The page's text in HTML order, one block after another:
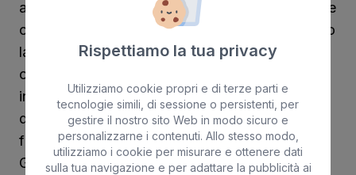
agire sempre in conformità alla legge, alle buone
consuetudini e ai requisiti di buona fede, usando
la diligenza adeguata alla natura del servizio di
cui gode, astenendosi dall'utilizzare il Sito web
in qualsiasi modo che possa ostacolare,
danneggiare o deteriorare il normale
funzionamento dello stesso, i beni o i diritti di
Graciosamar Cruceros, dei suoi fornitori, degli
Rispettiamo la tua privacy
Utilizziamo cookie propri e di terze parti e
tecnologie simili, di sessione o persistenti, per
gestire il nostro sito Web in modo sicuro e
personalizzarne i contenuti. Allo stesso modo,
utilizziamo i cookie per misurare e ottenere dati
sulla tua navigazione e per adattare la pubblicità ai